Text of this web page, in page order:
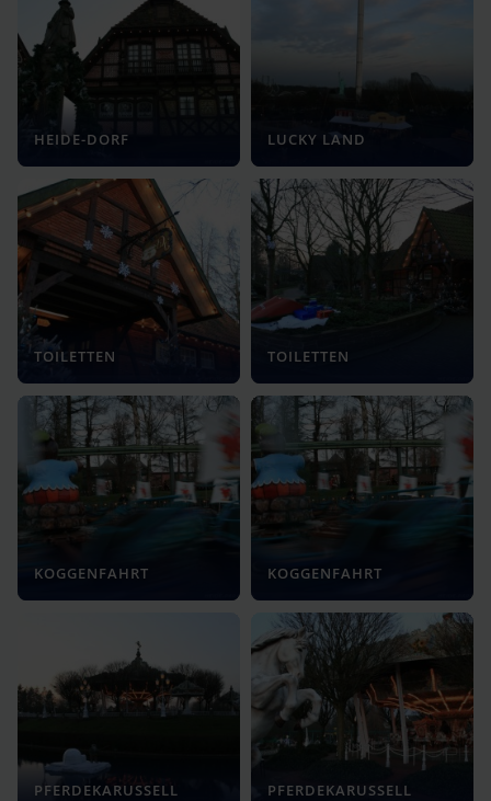
HEIDE-DORF LUCKY LAND
TOILETTEN TOILETTEN
KOGGENFAHRT KOGGENFAHRT
PFERDEKARUSSELL PFERDEKARUSSELL